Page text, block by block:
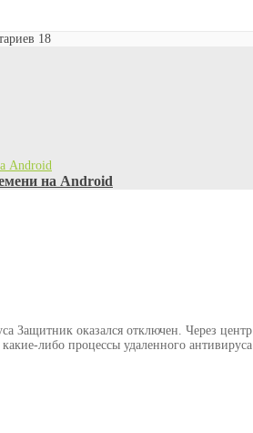
18
на Android
Защитник оказался отключен. Через
либо процессы удаленного